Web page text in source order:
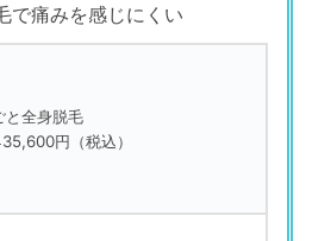
で痛みを感じにくい
と全身脱毛
円（税込）